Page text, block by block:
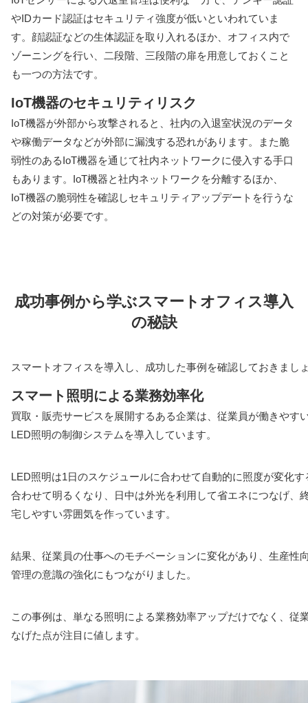
やIDカード認証はセキュリティ強度が低いといわれていま
す。顔認証などの生体認証を取り入れるほか、オフィス内で
ゾーニングを行い、二段階、三段階の扉を用意しておくこと
も一つの方法です。
IoT機器のセキュリティリスク
IoT機器が外部から攻撃されると、社内の入退室状況のデータ
や稼働データなどが外部に漏洩する恐れがあります。また脆
弱性のあるIoT機器を通じて社内ネットワークに侵入する手口
もあります。IoT機器と社内ネットワークを分離するほか、
IoT機器の脆弱性を確認しセキュリティアップデートを行うな
どの対策が必要です。
成功事例から学ぶスマートオフィス導入
の秘訣
スマートオフィスを導入し、成功した事例を確認しておきまし
スマート照明による業務効率化
買取・販売サービスを展開するある企業は、従業員が働きやす
LED照明の制御システムを導入しています。
LED照明は1日のスケジュールに合わせて自動的に照度が変化
合わせて明るくなり、日中は外光を利用して省エネにつなげ、
宅しやすい雰囲気を作っています。
結果、従業員の仕事へのモチベーションに変化があり、生産性
管理の意識の強化にもつながりました。
この事例は、単なる照明による業務効率アップだけでなく、従
なげた点が注目に値します。